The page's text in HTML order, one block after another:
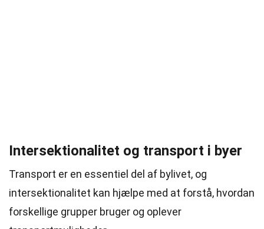
Intersektionalitet og transport i byer
Transport er en essentiel del af bylivet, og
intersektionalitet kan hjælpe med at forstå, hvordan
forskellige grupper bruger og oplever